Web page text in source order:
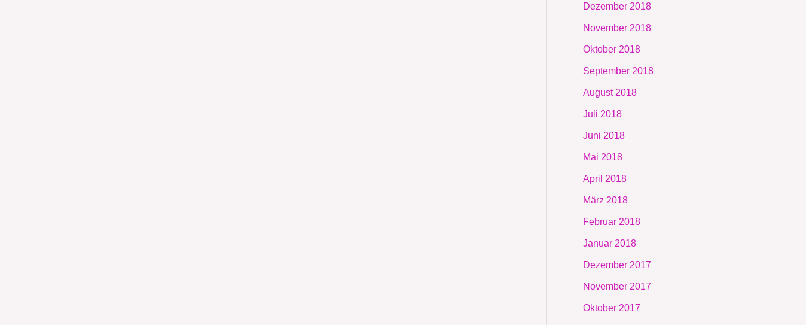
Dezember 2018
November 2018
Oktober 2018
September 2018
August 2018
Juli 2018
Juni 2018
Mai 2018
April 2018
März 2018
Februar 2018
Januar 2018
Dezember 2017
November 2017
Oktober 2017